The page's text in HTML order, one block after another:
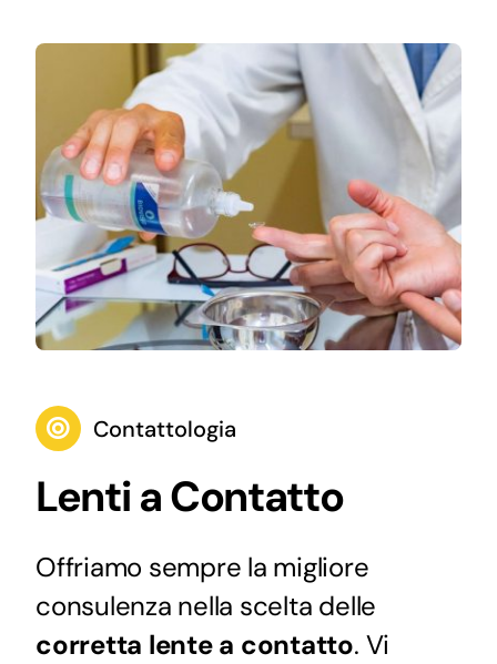
Contattologia
Lenti a Contatto
Offriamo sempre la migliore
consulenza nella scelta delle
corretta lente a contatto. Vi